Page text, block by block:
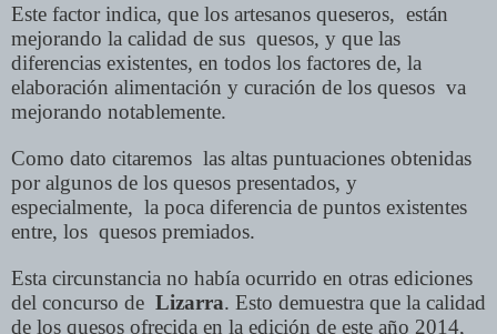
Este factor indica, que los artesanos queseros, están
mejorando la calidad de sus quesos, y que las
diferencias existentes, en todos los factores de, la
elaboración alimentación y curación de los quesos va
mejorando notablemente.
Como dato citaremos las altas puntuaciones obtenidas
por algunos de los quesos presentados, y
especialmente, la poca diferencia de puntos existentes
entre, los quesos premiados.
Esta circunstancia no había ocurrido en otras ediciones
del concurso de Lizarra. Esto demuestra que la calidad
de los quesos ofrecida en la edición de este año 2014,